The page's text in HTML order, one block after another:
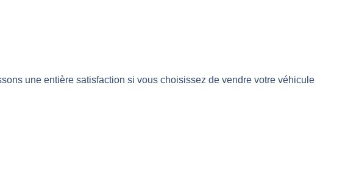
une entière satisfaction si vous choisissez de vendre votre véhicule